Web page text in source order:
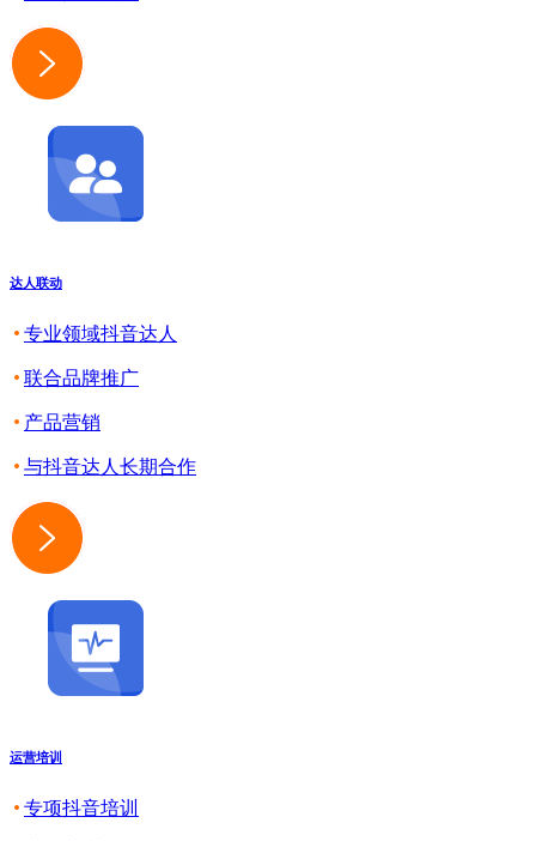
达人联动
专业领域抖音达人
联合品牌推广
产品营销
与抖音达人长期合作
运营培训
专项抖音培训